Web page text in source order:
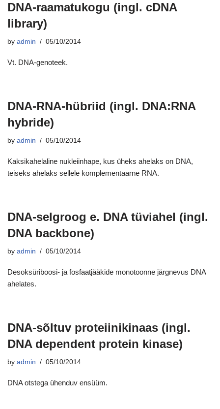
DNA-raamatukogu (ingl. cDNA
library)
by admin 05/10/2014
Vt. DNA-genoteek.
DNA-RNA-hübriid (ingl. DNA:RNA
hybride)
by admin 05/10/2014
Kaksikahelaline nukleiinhape, kus üheks ahelaks on DNA,
teiseks ahelaks sellele komplementaarne RNA.
DNA-selgroog e. DNA tüviahel (ingl.
DNA backbone)
by admin 05/10/2014
Desoksüriboosi- ja fosfaatjääkide monotoonne järgnevus DNA
ahelates.
DNA-sõltuv proteiinikinaas (ingl.
DNA dependent protein kinase)
by admin 05/10/2014
DNA otstega ühenduv ensüüm.